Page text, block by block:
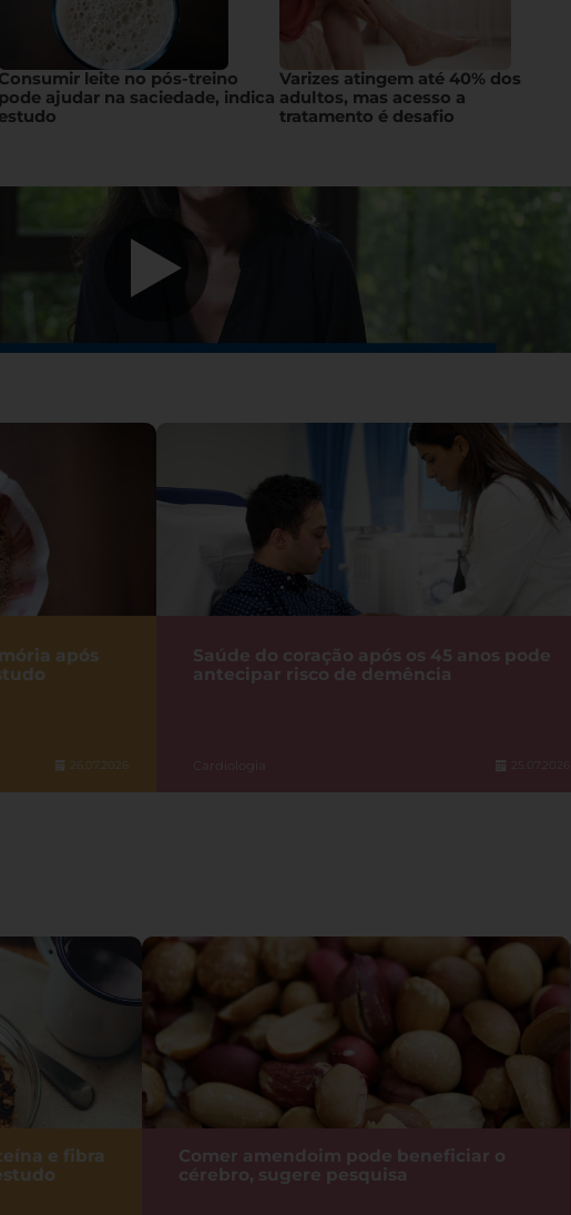
Consumir leite no pós-treino
pode ajudar na saciedade, indica
estudo
Varizes atingem até 40% dos
adultos, mas acesso a
tratamento é desafio
após
26.07.2026
Saúde do coração após os 45 anos pode
antecipar risco de demência
Cardiologia 25.07.2026
e fibra
Comer amendoim pode beneficiar o
cérebro, sugere pesquisa